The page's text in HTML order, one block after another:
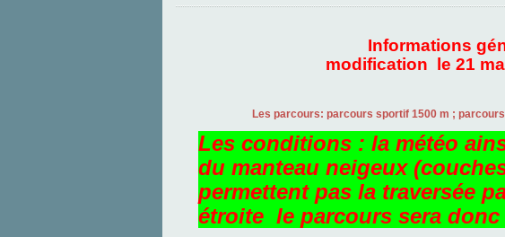
Informations
modification le 21
Les parcours: parcours sportif 1500 m ; parcours
Les conditions : la météo
du manteau neigeux
permettent pas la traversée
étroite le parcours sera donc